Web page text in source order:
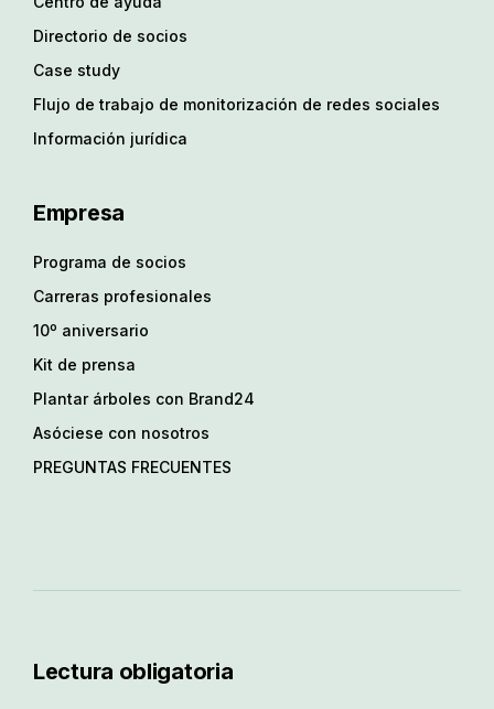
Directorio de socios
Case study
Flujo de trabajo de monitorización de redes sociales
Información jurídica
Empresa
Programa de socios
Carreras profesionales
10º aniversario
Kit de prensa
Plantar árboles con Brand24
Asóciese con nosotros
PREGUNTAS FRECUENTES
Lectura obligatoria